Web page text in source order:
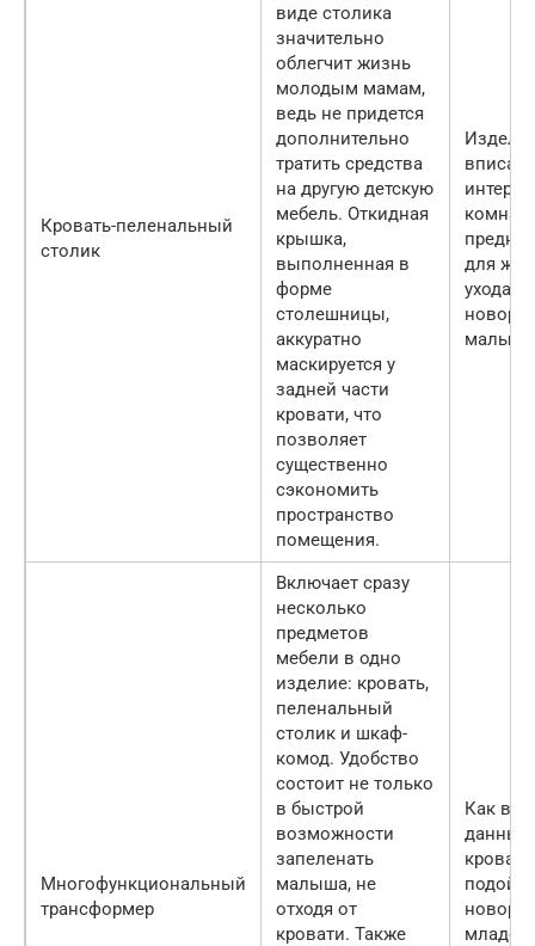
Кровать-пеленальный
столик
виде столика
значительно
облегчит жизнь
молодым мамам,
ведь не придется
дополнительно
тратить средства
на другую детскую
мебель. Откидная
крышка,
выполненная в
форме
столешницы,
аккуратно
маскируется у
задней части
кровати, что
позволяет
существенно
сэкономить
пространство
помещения.
для
ухода за
Многофункциональный
трансформер
Включает сразу
несколько
предметов
мебели в одно
изделие: кровать,
пеленальный
столик и шкаф-
комод. Удобство
состоит не только
в быстрой
возможности
запеленать
малыша, не
отходя от
кровати. Также
Как
данный